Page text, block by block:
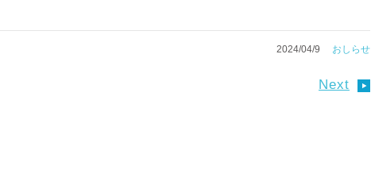
2024/04/9 おしらせ
Next